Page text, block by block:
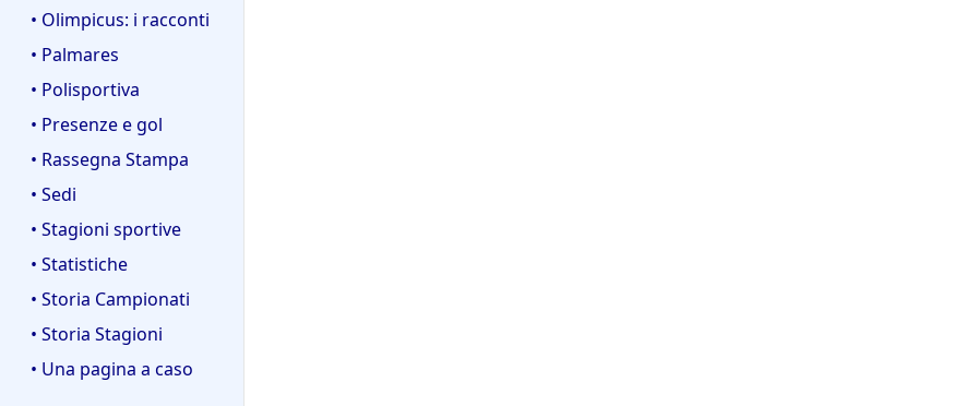
• Olimpicus: i racconti
• Palmares
• Polisportiva
• Presenze e gol
• Rassegna Stampa
• Sedi
• Stagioni sportive
• Statistiche
• Storia Campionati
• Storia Stagioni
• Una pagina a caso